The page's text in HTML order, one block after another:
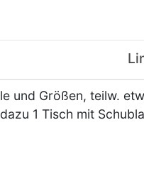
und Größen, teilw.
1 Tisch mit